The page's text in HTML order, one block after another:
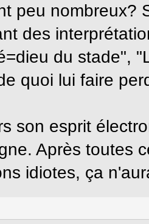
peu nombreux?
des
du stade",
quoi lui faire
son esprit
Après toutes
idiotes, ça